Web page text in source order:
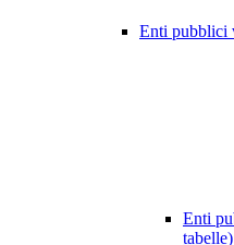
Enti pubblici
Enti
tabelle)